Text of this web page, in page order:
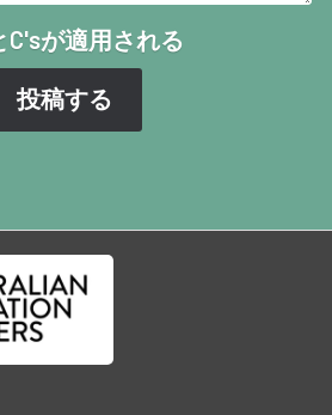
C'sが適用される